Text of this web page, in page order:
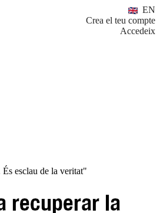
EN
Crea el teu compte
Accedeix
esclau de la veritat"